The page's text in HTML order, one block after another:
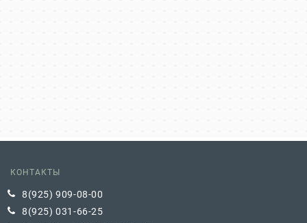
КОНТАКТЫ
8(925) 909-08-00
8(925) 031-66-25